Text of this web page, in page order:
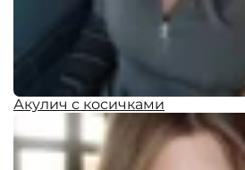
Акулич с косичками